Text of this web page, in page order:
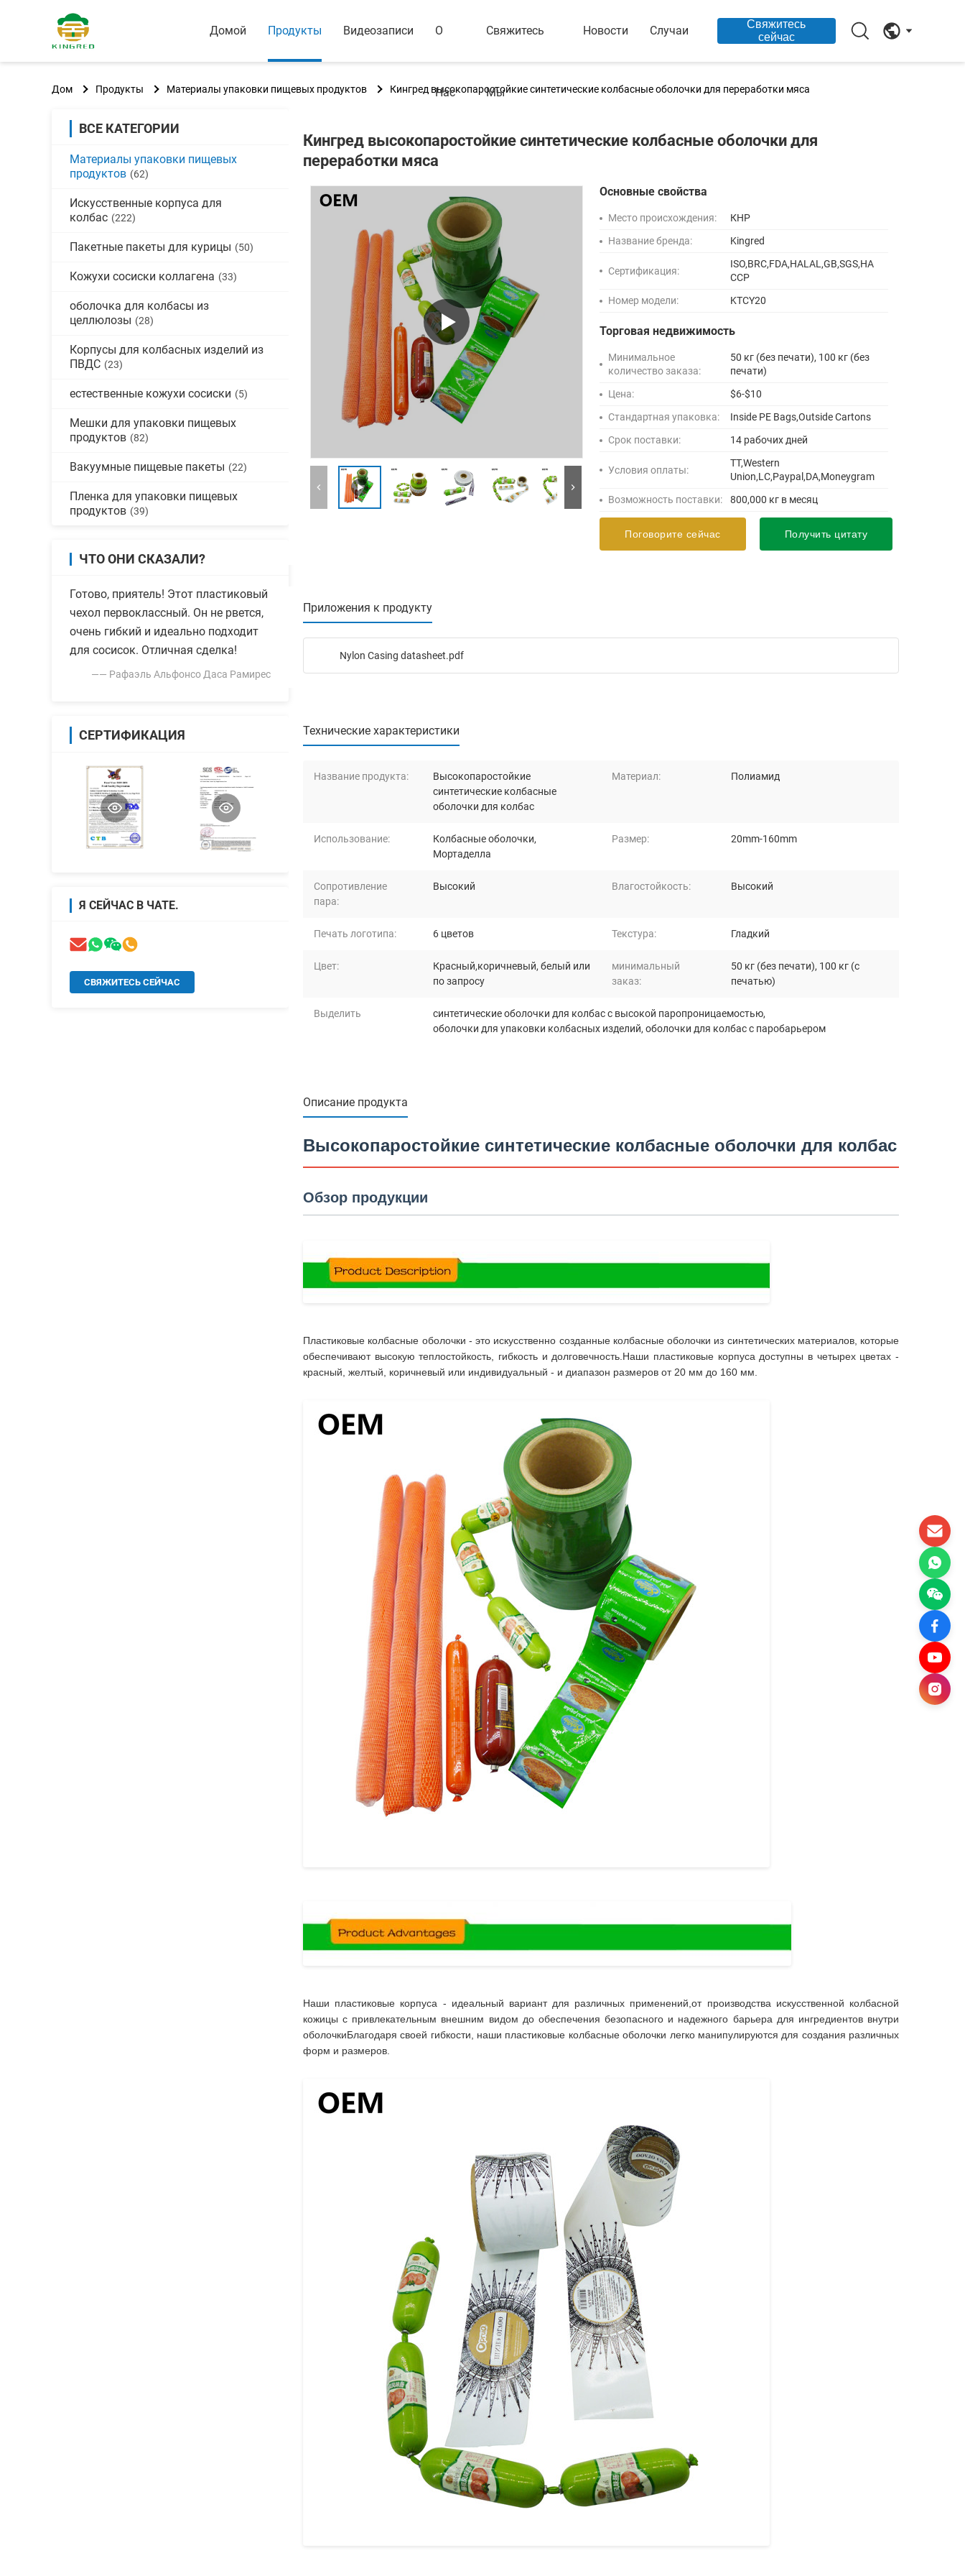
Домой Продукты Видеозаписи О
Нас
Свяжитесь
Мы
Новости Случаи
Свяжитесь
сейчас
Дом Продукты Материалы упаковки пищевых продуктов Кингред высокопаростойкие синтетические колбасные оболочки для переработки мяса
ВСЕ КАТЕГОРИИ
Материалы упаковки пищевых
продуктов (62)
Искусственные корпуса для
колбас (222)
Пакетные пакеты для курицы (50)
Кожухи сосиски коллагена (33)
оболочка для колбасы из
целлюлозы (28)
Корпусы для колбасных изделий из
ПВДС (23)
естественные кожухи сосиски (5)
Мешки для упаковки пищевых
продуктов (82)
Вакуумные пищевые пакеты (22)
Пленка для упаковки пищевых
продуктов (39)
ЧТО ОНИ СКАЗАЛИ?
Готово, приятель! Этот пластиковый
чехол первоклассный. Он не рвется,
очень гибкий и идеально подходит
для сосисок. Отличная сделка!
—— Рафаэль Альфонсо Даса Рамирес
СЕРТИФИКАЦИЯ
Я СЕЙЧАС В ЧАТЕ.
СВЯЖИТЕСЬ СЕЙЧАС
Кингред высокопаростойкие синтетические колбасные оболочки для
переработки мяса
Основные свойства
Место происхождения:
КНР
Название бренда:
Kingred
Сертификация:
ISO,BRC,FDA,HALAL,GB,SGS,HA
CCP
Номер модели:
KTCY20
Торговая недвижимость
Минимальное
количество заказа:
50 кг (без печати), 100 кг (без
печати)
Цена:
$6-$10
Стандартная упаковка:
Inside PE Bags,Outside Cartons
Срок поставки:
14 рабочих дней
Условия оплаты:
TT,Western
Union,LC,Paypal,DA,Moneygram
Возможность поставки:
800,000 кг в месяц
Поговорите сейчас Получить цитату
Приложения к продукту
Nylon Casing datasheet.pdf
Технические характеристики
Название продукта:
Высокопаростойкие
синтетические колбасные
оболочки для колбас
Материал: Полиамид
Использование:
Колбасные оболочки,
Мортаделла
Размер: 20mm-160mm
Сопротивление
пара:
Высокий Влагостойкость: Высокий
Печать логотипа: 6 цветов Текстура: Гладкий
Цвет:
Красный,коричневый, белый или
по запросу
минимальный
заказ:
50 кг (без печати), 100 кг (с
печатью)
Выделить синтетические оболочки для колбас с высокой паропроницаемостью,
оболочки для упаковки колбасных изделий, оболочки для колбас с паробарьером
Описание продукта
Высокопаростойкие синтетические колбасные оболочки для колбас
Обзор продукции
Пластиковые колбасные оболочки - это искусственно созданные колбасные оболочки из синтетических материалов, которые
обеспечивают высокую теплостойкость, гибкость и долговечность.Наши пластиковые корпуса доступны в четырех цветах -
красный, желтый, коричневый или индивидуальный - и диапазон размеров от 20 мм до 160 мм.
Наши пластиковые корпуса - идеальный вариант для различных применений,от производства искусственной колбасной
кожицы с привлекательным внешним видом до обеспечения безопасного и надежного барьера для ингредиентов внутри
оболочкиБлагодаря своей гибкости, наши пластиковые колбасные оболочки легко манипулируются для создания различных
форм и размеров.